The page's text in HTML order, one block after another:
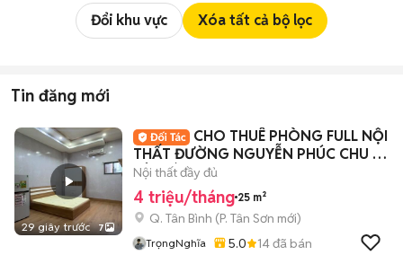
Đổi khu vực Xóa tất cả bộ lọc
Tin đăng mới
29 giây trước 7
CHO THUÊ PHÒNG FULL NỘI
THẤT ĐƯỜNG NGUYỄN PHÚC CHU -
TÂN BÌNH
Nội thất đầy đủ
4 triệu/tháng 25 m²
Q. Tân Bình (P. Tân Sơn mới)
TrọngNghĩa 5.0 14đã bán